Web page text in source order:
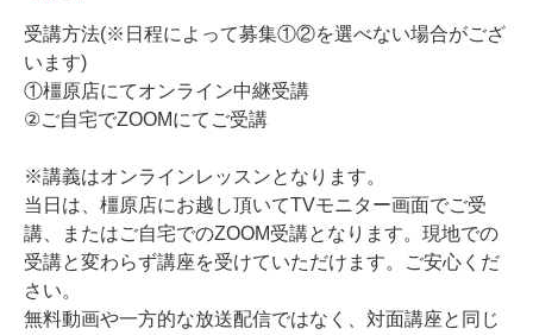
受講方法(※日程によって募集①②を選べない場合がござ
います)
①橿原店にてオンライン中継受講
②ご自宅でZOOMにてご受講
※講義はオンラインレッスンとなります。
当日は、橿原店にお越し頂いてTVモニター画面でご受
講、またはご自宅でのZOOM受講となります。現地での
受講と変わらず講座を受けていただけます。ご安心くだ
さい。
無料動画や一方的な放送配信ではなく、対面講座と同じ